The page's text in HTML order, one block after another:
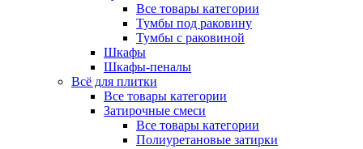
Все товары категории
Тумбы под раковину
Тумбы с раковиной
Шкафы
Шкафы-пеналы
Всё для плитки
Все товары категории
Затирочные смеси
Все товары категории
Полиуретановые затирки